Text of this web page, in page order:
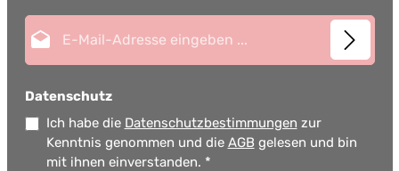
Datenschutz
Ich habe die Datenschutzbestimmungen zur
Kenntnis genommen und die AGB gelesen und bin
mit ihnen einverstanden. *